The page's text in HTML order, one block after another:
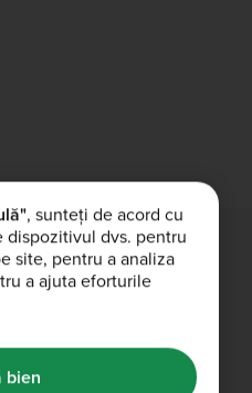
, sunteți de acord cu
dispozitivul dvs. pentru
site, pentru a analiza
a ajuta eforturile
bien